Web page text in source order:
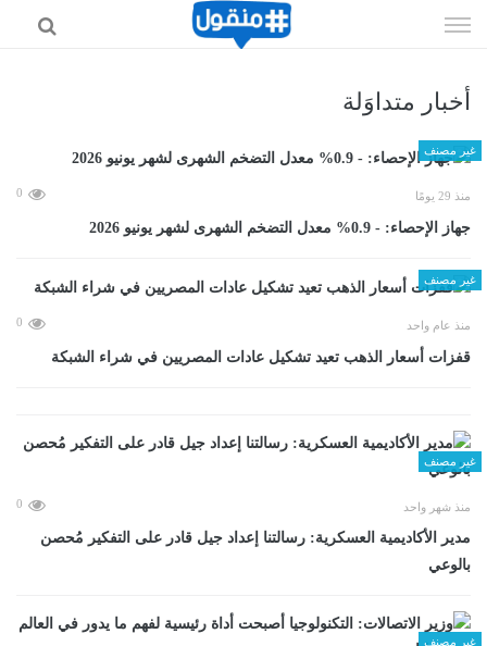
الى
أخبار متداوَلة
غير مصنف
منذ 29 يومًا 0
جهاز الإحصاء: - 0.9% معدل التضخم الشهرى لشهر يونيو 2026
غير مصنف
منذ عام واحد 0
قفزات أسعار الذهب تعيد تشكيل عادات المصريين في شراء الشبكة
غير مصنف
منذ شهر واحد 0
مدير الأكاديمية العسكرية: رسالتنا إعداد جيل قادر على التفكير مُحصن
بالوعي
غير مصنف